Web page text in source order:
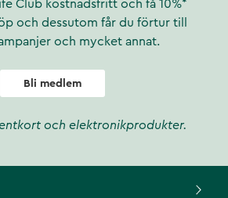
Club kostnadsfritt och få 10%*
och dessutom får du förtur till
och mycket annat.
Bli medlem
och elektronikprodukter.